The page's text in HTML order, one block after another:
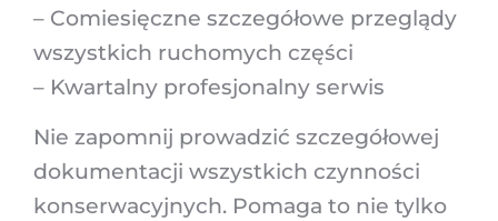
– Comiesięczne szczegółowe przeglądy
wszystkich ruchomych części
– Kwartalny profesjonalny serwis
Nie zapomnij prowadzić szczegółowej
dokumentacji wszystkich czynności
konserwacyjnych. Pomaga to nie tylko